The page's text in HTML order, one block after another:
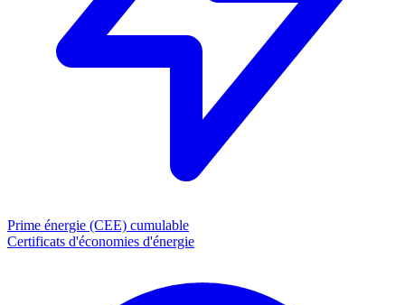
Prime énergie (CEE) cumulable
Certificats d'économies d'énergie